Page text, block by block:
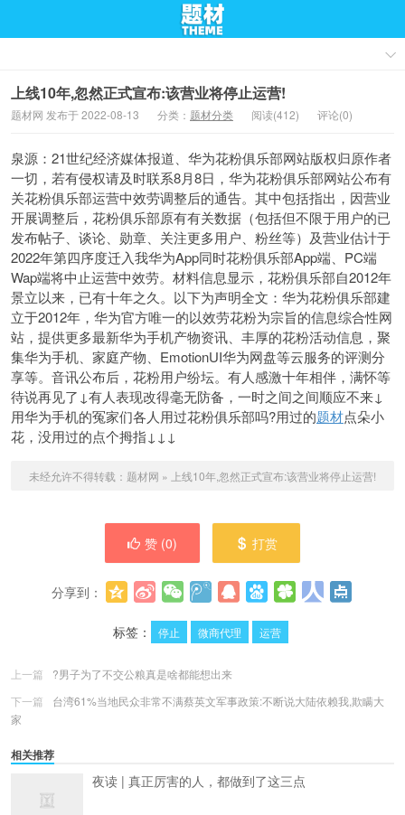
上线10年,忽然正式宣布:该营业将停止运营!
题材网 发布于 2022-08-13 分类： 题材分类 阅读(412) 评论(0)
泉源：21世纪经济媒体报道、华为花粉俱乐部网站版权归原作者
一切，若有侵权请及时联系8月8日，华为花粉俱乐部网站公布有
关花粉俱乐部运营中效劳调整后的通告。其中包括指出，因营业
开展调整后，花粉俱乐部原有有关数据（包括但不限于用户的已
发布帖子、谈论、勋章、关注更多用户、粉丝等）及营业估计于
2022年第四序度迁入我华为App同时花粉俱乐部App端、PC端
Wap端将中止运营中效劳。材料信息显示，花粉俱乐部自2012年
景立以来，已有十年之久。以下为声明全文：华为花粉俱乐部建
立于2012年，华为官方唯一的以效劳花粉为宗旨的信息综合性网
站，提供更多最新华为手机产物资讯、丰厚的花粉活动信息，聚
集华为手机、家庭产物、EmotionUI华为网盘等云服务的评测分
享等。音讯公布后，花粉用户纷坛。有人感激十年相伴，满怀等
待说再见了↓有人表现改得毫无防备，一时之间之间顺应不来↓
用华为手机的冤家们各人用过花粉俱乐部吗?用过的题材点朵小
花，没用过的点个拇指↓↓↓
未经允许不得转载： 题材网 » 上线10年,忽然正式宣布:该营业将停止运营!
赞 (0) 打赏
分享到：
标签：
停止 微商代理 运营
上一篇
?男子为了不交公粮真是啥都能想出来
下一篇
台湾61%当地民众非常不满蔡英文军事政策:不断说大陆依赖我,欺瞒大
家
相关推荐
夜读 | 真正厉害的人，都做到了这三点